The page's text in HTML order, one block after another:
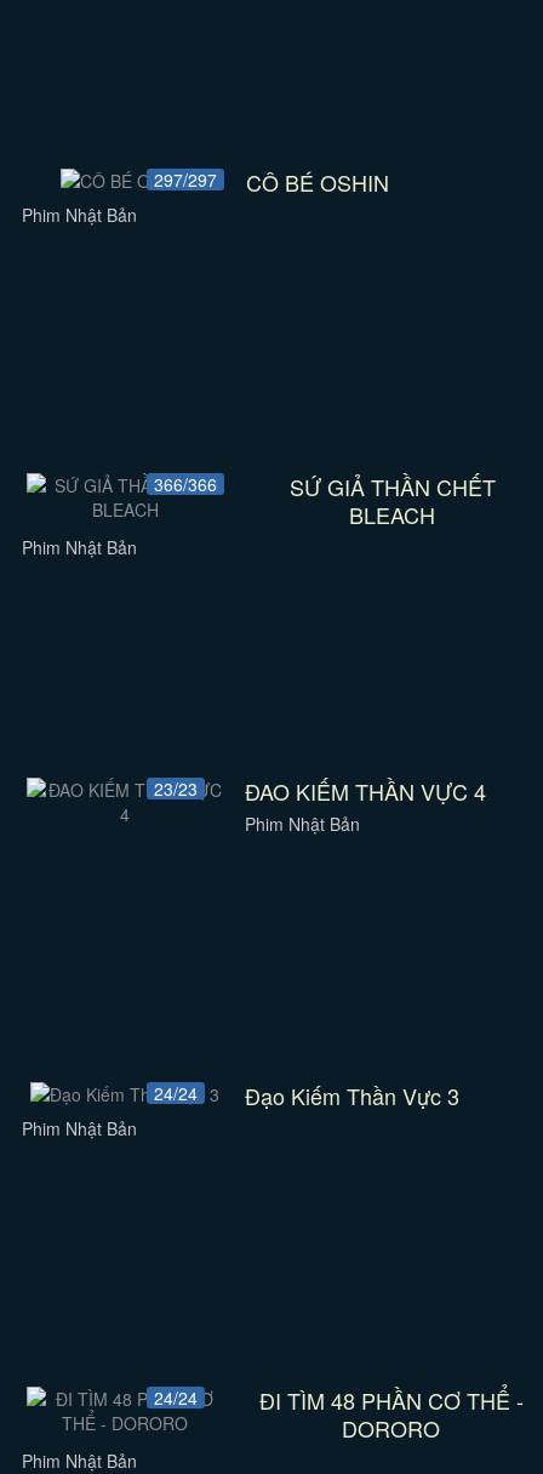
297/297 CÔ BÉ OSHIN
Phim Nhật Bản
366/366
SỨ GIẢ THẦN CHẾT
BLEACH
Phim Nhật Bản
23/23 ĐAO KIẾM THẦN VỰC 4
Phim Nhật Bản
24/24 Đạo Kiếm Thần Vực 3
Phim Nhật Bản
24/24
ĐI TÌM 48 PHẦN CƠ THỂ -
DORORO
Phim Nhật Bản